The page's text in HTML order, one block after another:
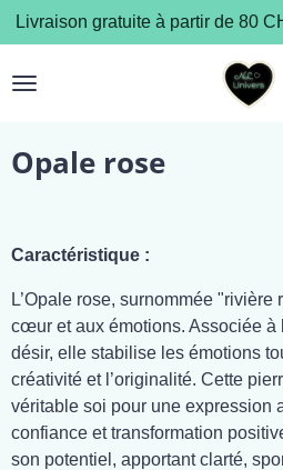
Passer
au
contenu
Livraison gratuite à partir de 80
Opale rose
Caractéristique :
L’Opale rose, surnommée "rivière
cœur et aux émotions. Associée à
désir, elle stabilise les émotions
créativité et l’originalité. Cette
véritable soi pour une expression
confiance et transformation
son potentiel, apportant clarté,